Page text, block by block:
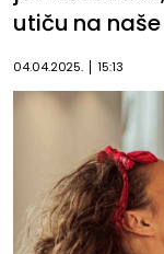
utiču na
04.04.2025. 15:13